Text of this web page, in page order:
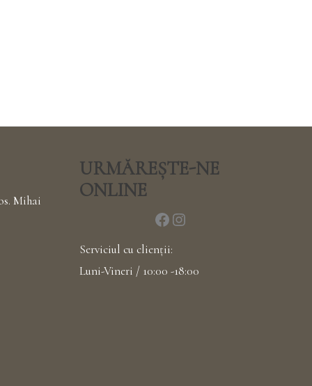
Mihai
URMĂREȘTE-NE
ONLINE
Serviciul cu clienții:
Luni-Vineri / 10:00 -18:00